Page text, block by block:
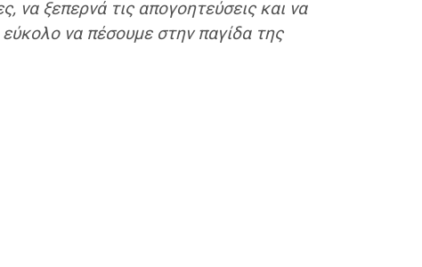
να ξεπερνά τις απογοητεύσεις και να
να πέσουμε στην παγίδα της